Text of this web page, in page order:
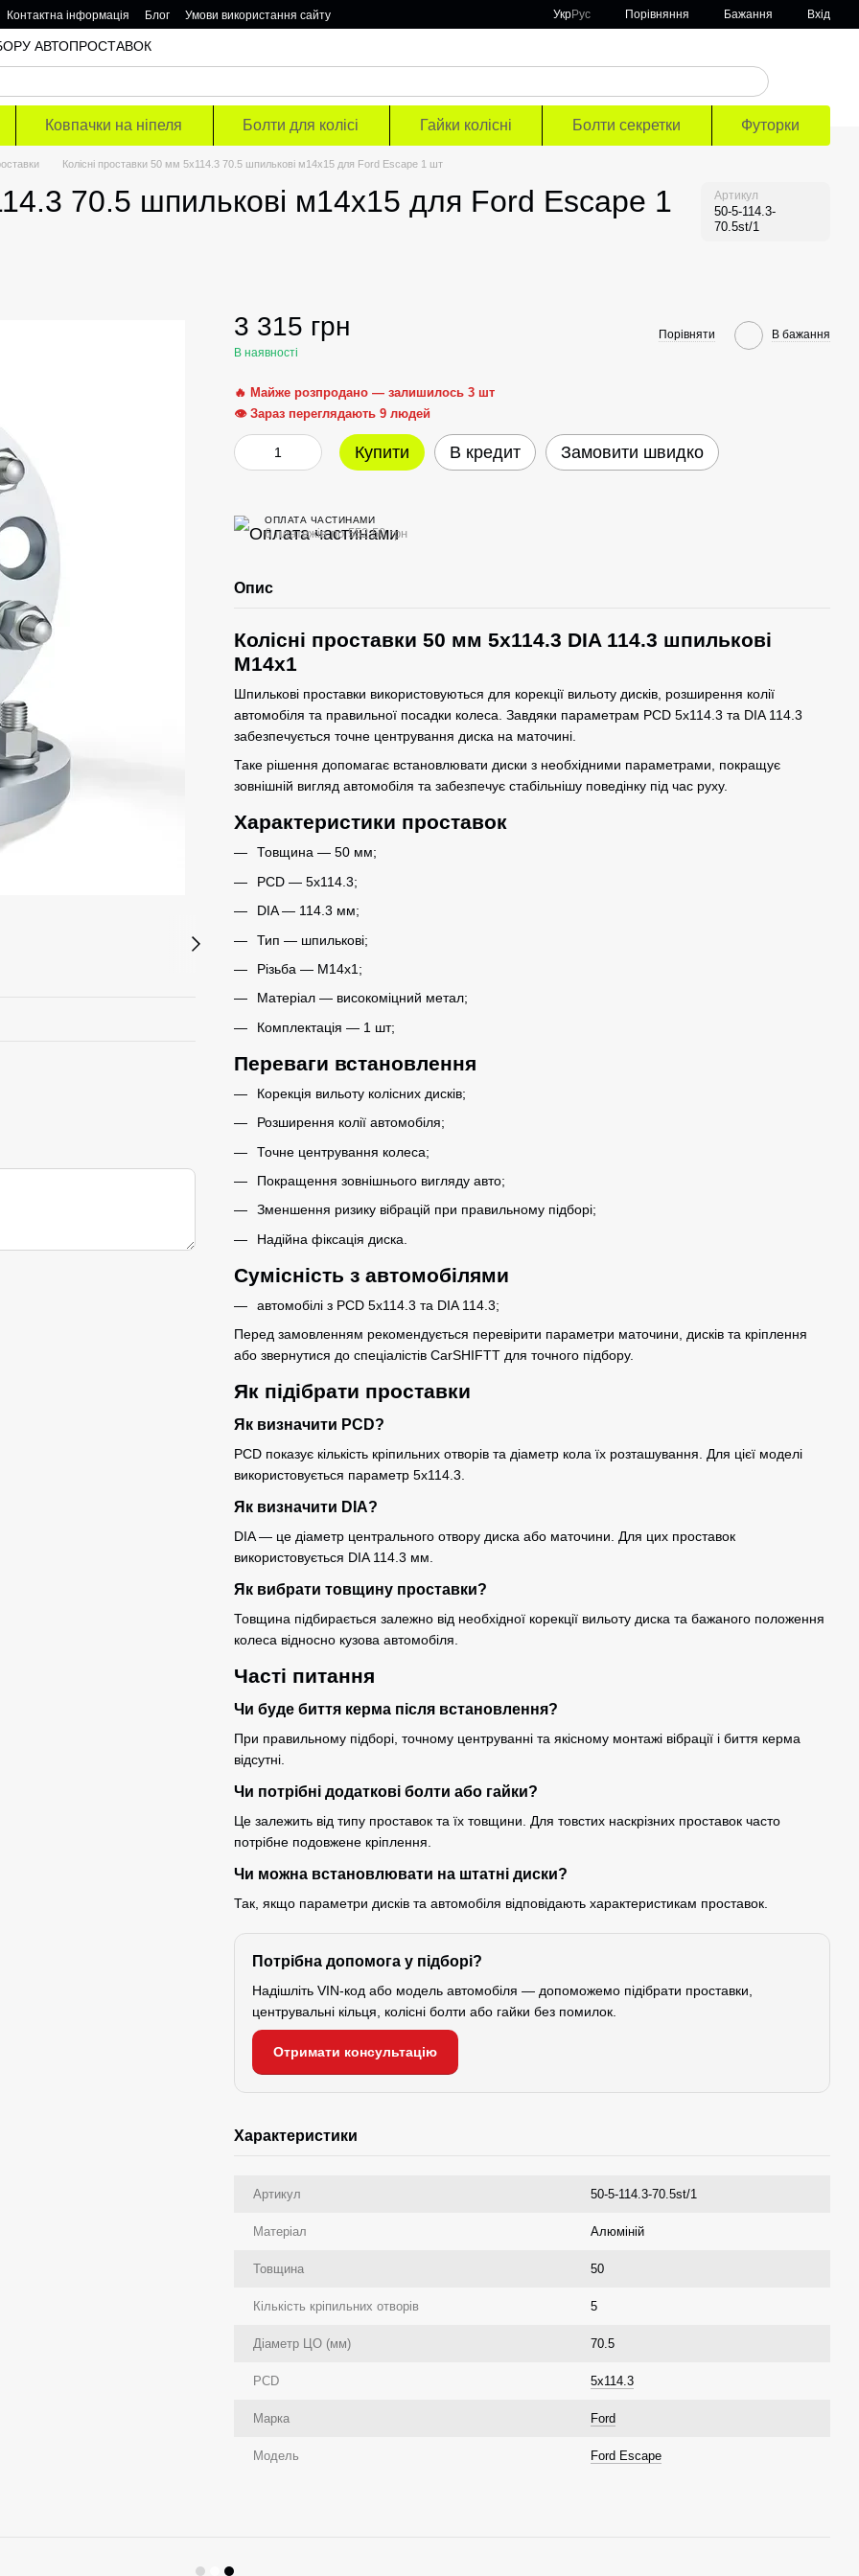
Контактна інформація Блог
Умови використання сайту
УкрРус Порівняння Бажання Вхід
АВТОПРОСТАВОК
Ковпачки на ніпеля Болти для колісі Гайки колісні Болти секретки Футорки
Колісні проставки 50 мм 5х114.3 70.5 шпилькові м14х15 для Ford Escape 1 шт
70.5 шпилькові м14х15 для Ford Escape 1
Артикул
50-5-114.3-
70.5st/1
3 315 грн
В наявності
Порівняти В бажання
🔥 Майже розпродано — залишилось 3 шт
👁 Зараз переглядають 9 людей
Купити В кредит Замовити швидко
ОПЛАТА ЧАСТИНАМИ
6 платежів по 552.50 грн
Опис
Колісні проставки 50 мм 5x114.3 DIA 114.3 шпилькові
M14x1
Шпилькові проставки використовуються для корекції вильоту дисків, розширення колії
автомобіля та правильної посадки колеса. Завдяки параметрам PCD 5x114.3 та DIA 114.3
забезпечується точне центрування диска на маточині.
Таке рішення допомагає встановлювати диски з необхідними параметрами, покращує
зовнішній вигляд автомобіля та забезпечує стабільнішу поведінку під час руху.
Характеристики проставок
Товщина — 50 мм;
PCD — 5x114.3;
DIA — 114.3 мм;
Тип — шпилькові;
Різьба — M14x1;
Матеріал — високоміцний метал;
Комплектація — 1 шт;
Переваги встановлення
Корекція вильоту колісних дисків;
Розширення колії автомобіля;
Точне центрування колеса;
Покращення зовнішнього вигляду авто;
Зменшення ризику вібрацій при правильному підборі;
Надійна фіксація диска.
Сумісність з автомобілями
автомобілі з PCD 5x114.3 та DIA 114.3;
Перед замовленням рекомендується перевірити параметри маточини, дисків та кріплення
або звернутися до спеціалістів CarSHIFTT для точного підбору.
Як підібрати проставки
Як визначити PCD?
PCD показує кількість кріпильних отворів та діаметр кола їх розташування. Для цієї моделі
використовується параметр 5x114.3.
Як визначити DIA?
DIA — це діаметр центрального отвору диска або маточини. Для цих проставок
використовується DIA 114.3 мм.
Як вибрати товщину проставки?
Товщина підбирається залежно від необхідної корекції вильоту диска та бажаного положення
колеса відносно кузова автомобіля.
Часті питання
Чи буде биття керма після встановлення?
При правильному підборі, точному центруванні та якісному монтажі вібрації і биття керма
відсутні.
Чи потрібні додаткові болти або гайки?
Це залежить від типу проставок та їх товщини. Для товстих наскрізних проставок часто
потрібне подовжене кріплення.
Чи можна встановлювати на штатні диски?
Так, якщо параметри дисків та автомобіля відповідають характеристикам проставок.
Потрібна допомога у підборі?
Надішліть VIN-код або модель автомобіля — допоможемо підібрати проставки,
центрувальні кільця, колісні болти або гайки без помилок.
Отримати консультацію
Характеристики
Артикул 50-5-114.3-70.5st/1
Матеріал Алюміній
Товщина 50
Кількість кріпильних отворів 5
Діаметр ЦО (мм) 70.5
PCD 5x114.3
Марка Ford
Модель Ford Escape